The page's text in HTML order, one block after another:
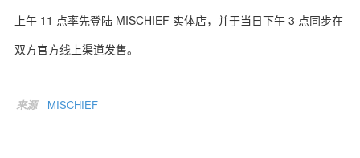
上午 11 点率先登陆 MISCHIEF 实体店，并于当日下午 3 点同步在
双方官方线上渠道发售。
来源 MISCHIEF